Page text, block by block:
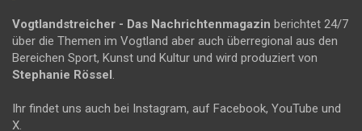
Vogtlandstreicher - Das Nachrichtenmagazin berichtet 24/7
über die Themen im Vogtland aber auch überregional aus den
Bereichen Sport, Kunst und Kultur und wird produziert von
Stephanie Rössel.
Ihr findet uns auch bei Instagram, auf Facebook, YouTube und
X.